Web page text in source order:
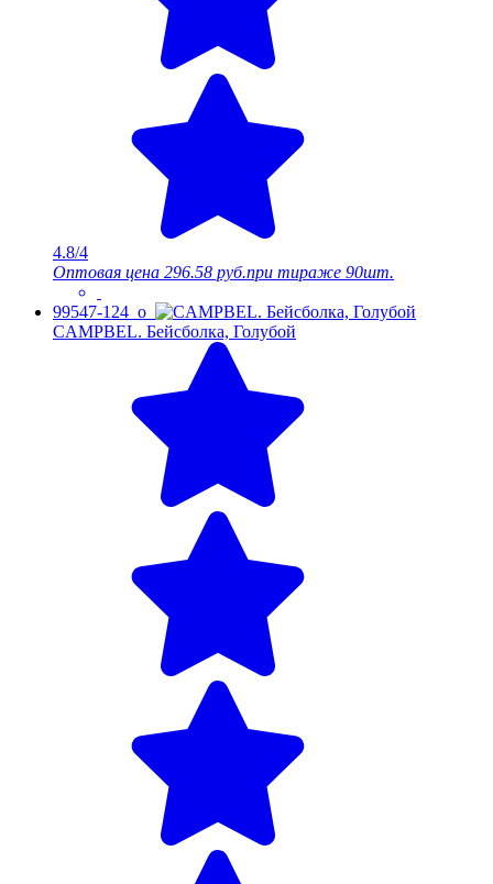
4.8/4
Оптовая цена 296.58 руб.при тираже 90шт.
99547-124_o
CAMPBEL. Бейсболка, Голубой